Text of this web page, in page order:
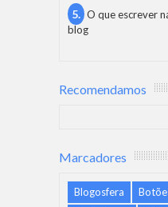
O que escrever
blog
Recomendamos
Marcadores
Blogosfera